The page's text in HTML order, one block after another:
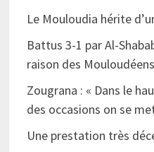
Le Mouloudia hérite
Battus 3-1 par Al-
raison des Mouloudéens
Zougrana : « Dans le
des occasions on se
Une prestation très